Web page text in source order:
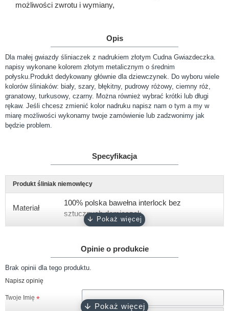
możliwości zwrotu i wymiany,
Opis
Dla małej gwiazdy śliniaczek z nadrukiem złotym Cudna Gwiazdeczka.
napisy wykonane kolorem złotym metalicznym o średnim
połysku.Produkt dedykowany głównie dla dziewczynek. Do wyboru wiele
kolorów śliniaków: biały, szary, błękitny, pudrowy różowy, ciemny róż,
granatowy, turkusowy, czarny. Można również wybrać krótki lub długi
rękaw. Jeśli chcesz zmienić kolor nadruku napisz nam o tym a my w
miarę możliwości wykonamy twoje zamówienie lub zadzwonimy jak
będzie problem.
Specyfikacja
Produkt śliniak niemowlęcy
Materiał
100% polska bawełna interlock bez
sztucznych domieszek
rozmiar uniwersalny, wymiary 22x23 cm
Kolor
biały, różowy, ciemny róż, błękitny,
Certyfikat Oeko-Tex 100
Opinie o produkcie
Brak opinii dla tego produktu.
Napisz opinię
Twoje Imię